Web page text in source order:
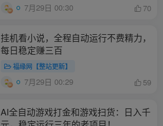
7月29日 00:30 70
挂机看小说，全程自动运行不费精力，
每日稳定赚三百
福缘网【整站更新】
7月29日 00:29 59
AI全自动游戏打金和游戏扫货：日入千